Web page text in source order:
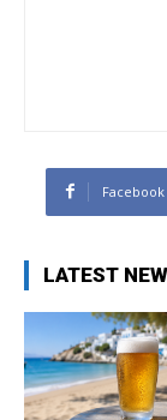
Facebook
LATEST